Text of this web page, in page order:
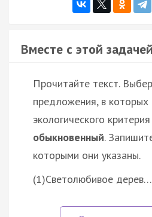
Вместе с этой
Прочитайте текст.
предложения, в
экологического
обыкновенный.
которыми они указаны.
(1)Светолюбивое дерев…